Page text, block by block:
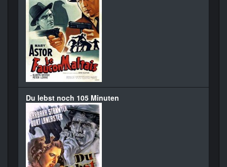
Du lebst noch 105 Minuten